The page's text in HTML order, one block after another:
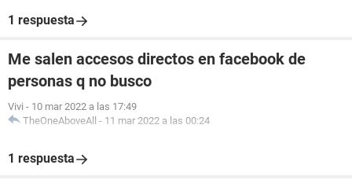
1 respuesta
Me salen accesos directos en facebook de
personas q no busco
Vivi - 10 mar 2022 a las 17:49
TheOneAboveAll - 11 mar 2022 a las 00:24
1 respuesta